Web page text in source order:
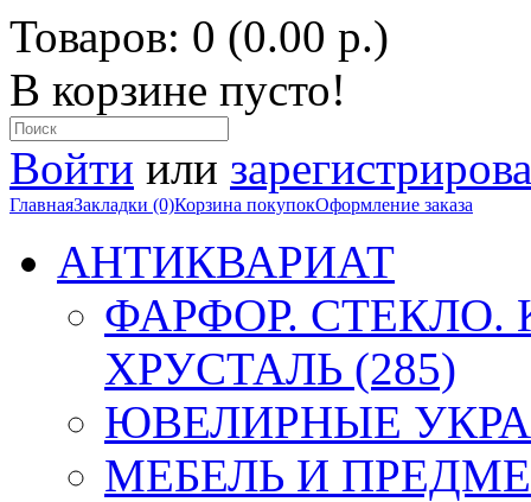
Товаров: 0 (0.00 р.)
В корзине пусто!
Войти или
ГлавнаяЗакладки (0)Корзина покупокОформление заказа
АНТИКВАРИАТ
ФАРФОР.
ХРУСТАЛЬ (285)
ЮВЕЛИРНЫЕ
МЕБЕЛЬ И